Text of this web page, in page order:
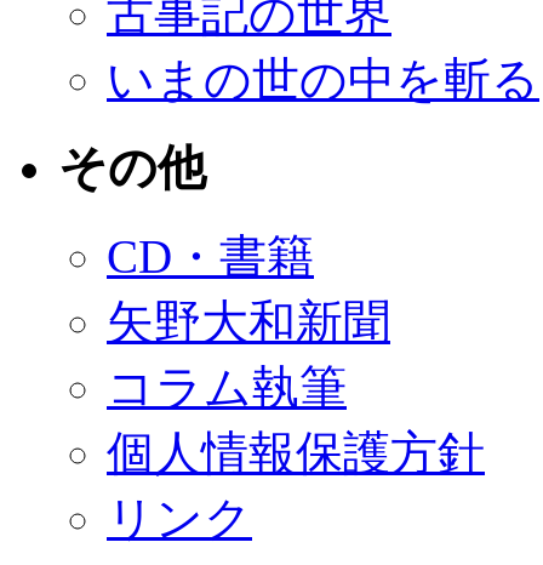
古事記の世界
いまの世の中を斬る
その他
CD・書籍
矢野大和新聞
コラム執筆
個人情報保護方針
リンク